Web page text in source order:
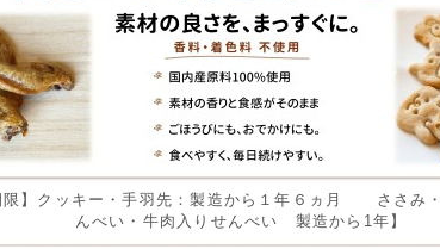
】クッキー・手羽先：製造から１年６ヵ月 ささみ
んべい・牛肉入りせんべい 製造から1年】